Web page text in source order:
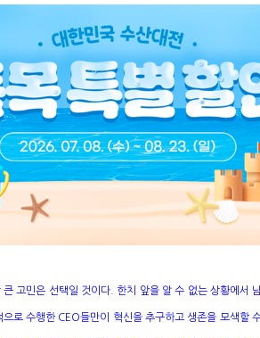
고민은 선택일 것이다. 한치 앞을 알 수 없는 상황에서
으로 수행한 CEO들만이 혁신을 추구하고 생존을 모색할